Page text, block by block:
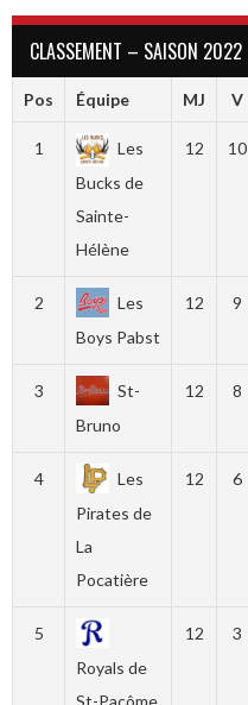
CLASSEMENT – SAISON 2022
Pos Équipe MJ V
1
Les
Bucks de
Sainte-
Hélène
12 10
2
Les
Boys Pabst
12 9
3
St-
Bruno
12 8
4
Les
Pirates de
La
Pocatière
12 6
5
Royals de
12 3